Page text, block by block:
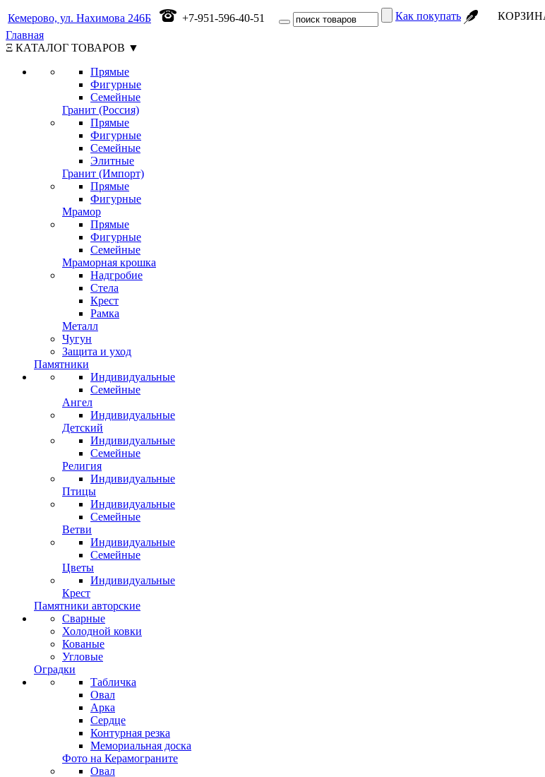
Кемерово, ул. Нахимова 246Б +7-951-596-40-51 Как покупать
Главная
Ξ КАТАЛОГ ТОВАРОВ ▼
Прямые
Фигурные
Семейные
Гранит (Россия)
Прямые
Фигурные
Семейные
Элитные
Гранит (Импорт)
Прямые
Фигурные
Мрамор
Прямые
Фигурные
Семейные
Мраморная крошка
Надгробие
Стела
Крест
Рамка
Металл
Чугун
Защита и уход
Памятники
Индивидуальные
Семейные
Ангел
Индивидуальные
Детский
Индивидуальные
Семейные
Религия
Индивидуальные
Птицы
Индивидуальные
Семейные
Ветви
Индивидуальные
Семейные
Цветы
Индивидуальные
Крест
Памятники авторские
Сварные
Холодной ковки
Кованые
Угловые
Оградки
Табличка
Овал
Арка
Сердце
Контурная резка
Мемориальная доска
Фото на Керамограните
Овал